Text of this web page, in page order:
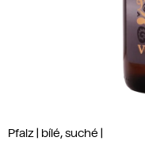
Pfalz | bílé, suché |